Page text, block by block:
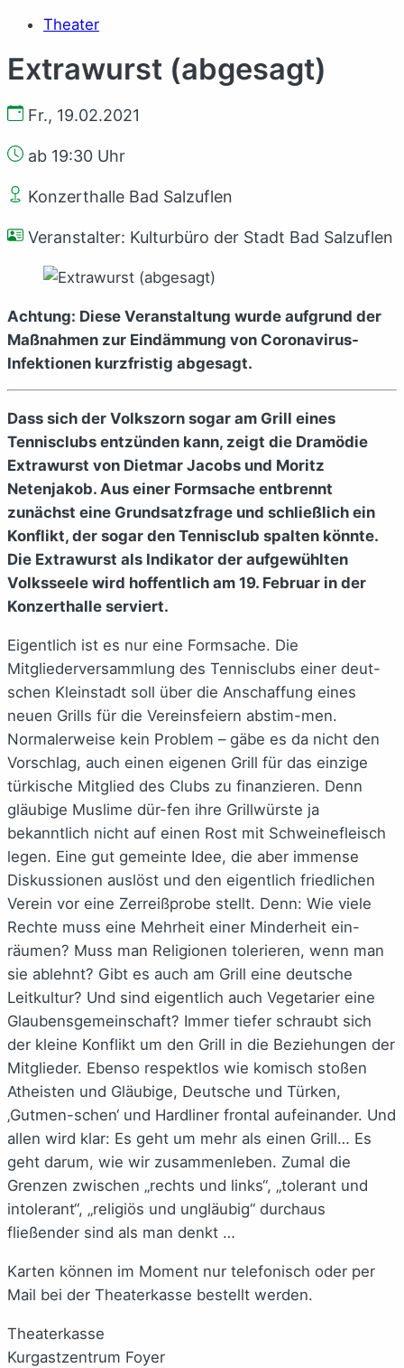
Theater
Extrawurst (abgesagt)
Fr., 19.02.2021
ab 19:30 Uhr
Konzerthalle Bad Salzuflen
Veranstalter: Kulturbüro der Stadt Bad Salzuflen
Achtung: Diese Veranstaltung wurde aufgrund der
Maßnahmen zur Eindämmung von Coronavirus-
Infektionen kurzfristig abgesagt.
Dass sich der Volkszorn sogar am Grill eines
Tennisclubs entzünden kann, zeigt die Dramödie
Extrawurst von Dietmar Jacobs und Moritz
Netenjakob. Aus einer Formsache entbrennt
zunächst eine Grundsatzfrage und schließlich ein
Konflikt, der sogar den Tennisclub spalten könnte.
Die Extrawurst als Indikator der aufgewühlten
Volksseele wird hoffentlich am 19. Februar in der
Konzerthalle serviert.
Eigentlich ist es nur eine Formsache. Die
Mitgliederversammlung des Tennisclubs einer deut-
schen Kleinstadt soll über die Anschaffung eines
neuen Grills für die Vereinsfeiern abstim-men.
Normalerweise kein Problem – gäbe es da nicht den
Vorschlag, auch einen eigenen Grill für das einzige
türkische Mitglied des Clubs zu finanzieren. Denn
gläubige Muslime dür-fen ihre Grillwürste ja
bekanntlich nicht auf einen Rost mit Schweinefleisch
legen. Eine gut gemeinte Idee, die aber immense
Diskussionen auslöst und den eigentlich friedlichen
Verein vor eine Zerreißprobe stellt. Denn: Wie viele
Rechte muss eine Mehrheit einer Minderheit ein-
räumen? Muss man Religionen tolerieren, wenn man
sie ablehnt? Gibt es auch am Grill eine deutsche
Leitkultur? Und sind eigentlich auch Vegetarier eine
Glaubensgemeinschaft? Immer tiefer schraubt sich
der kleine Konflikt um den Grill in die Beziehungen der
Mitglieder. Ebenso respektlos wie komisch stoßen
Atheisten und Gläubige, Deutsche und Türken,
‚Gutmen-schen‘ und Hardliner frontal aufeinander. Und
allen wird klar: Es geht um mehr als einen Grill… Es
geht darum, wie wir zusammenleben. Zumal die
Grenzen zwischen „rechts und links“, „tolerant und
intolerant“, „religiös und ungläubig“ durchaus
fließender sind als man denkt …
Karten können im Moment nur telefonisch oder per
Mail bei der Theaterkasse bestellt werden.
Theaterkasse
Kurgastzentrum Foyer